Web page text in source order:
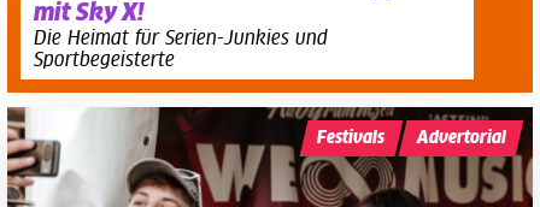
mit Sky X!
Die Heimat für Serien-Junkies und
Sportbegeisterte
Festivals Advertorial